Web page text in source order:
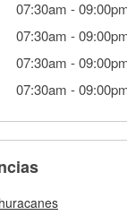
07:30am -
07:30am -
07:30am -
07:30am -